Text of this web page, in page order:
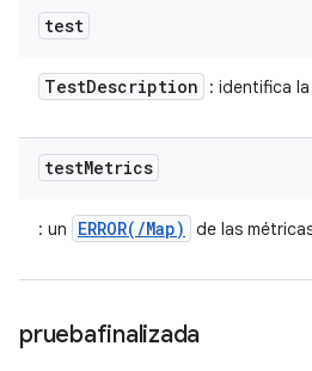
test
TestDescription : identifica
testMetrics
: un ERROR(/Map) de las
pruebafinalizada